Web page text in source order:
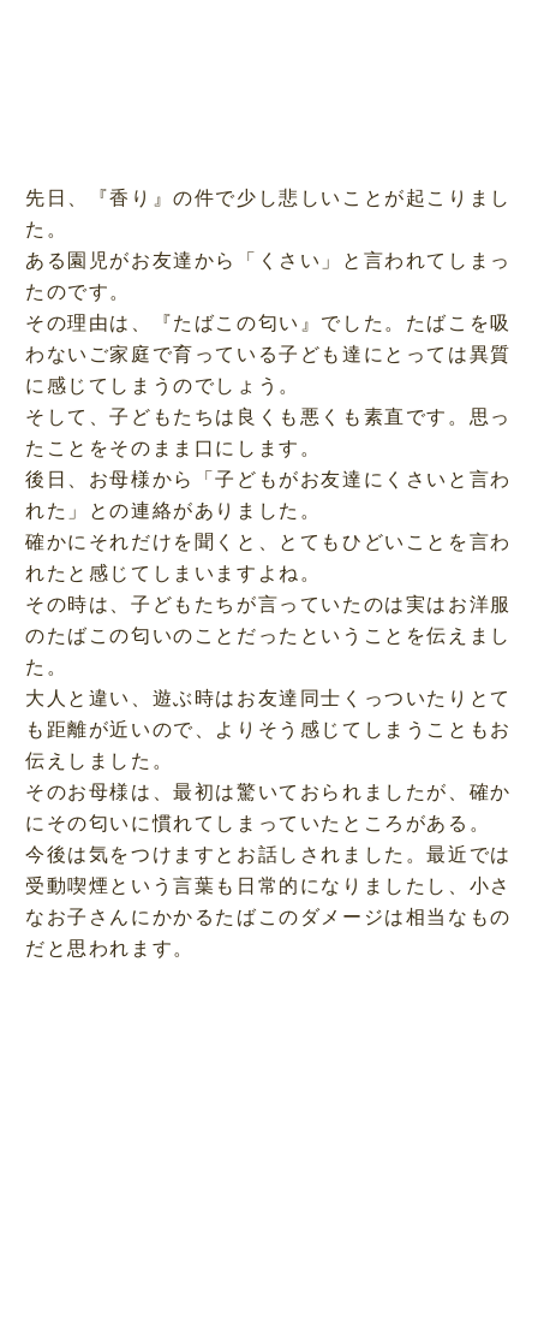
先日、『香り』の件で少し悲しいことが起こりまし
た。
ある園児がお友達から「くさい」と言われてしまっ
たのです。
その理由は、『たばこの匂い』でした。たばこを吸
わないご家庭で育っている子ども達にとっては異質
に感じてしまうのでしょう。
そして、子どもたちは良くも悪くも素直です。思っ
たことをそのまま口にします。
後日、お母様から「子どもがお友達にくさいと言わ
れた」との連絡がありました。
確かにそれだけを聞くと、とてもひどいことを言わ
れたと感じてしまいますよね。
その時は、子どもたちが言っていたのは実はお洋服
のたばこの匂いのことだったということを伝えまし
た。
大人と違い、遊ぶ時はお友達同士くっついたりとて
も距離が近いので、よりそう感じてしまうこともお
伝えしました。
そのお母様は、最初は驚いておられましたが、確か
にその匂いに慣れてしまっていたところがある。
今後は気をつけますとお話しされました。最近では
受動喫煙という言葉も日常的になりましたし、小さ
なお子さんにかかるたばこのダメージは相当なもの
だと思われます。